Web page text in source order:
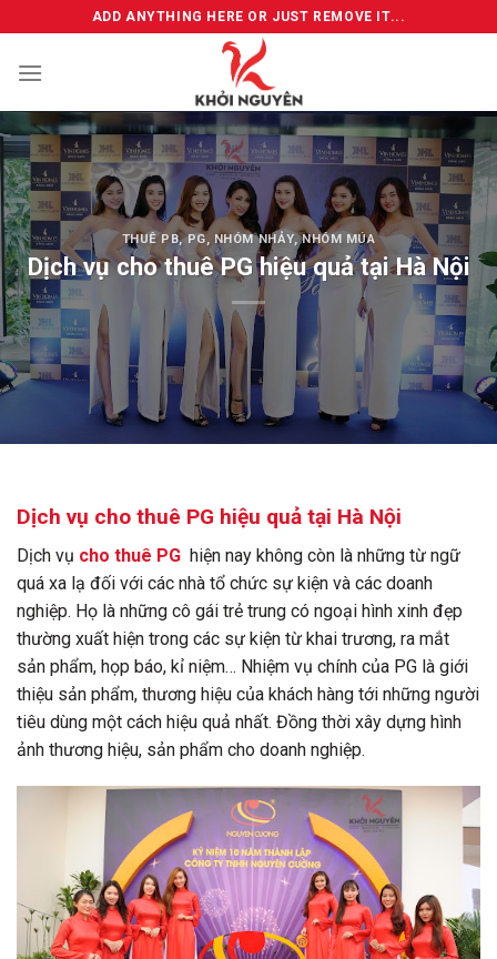
to
content
ADD ANYTHING HERE OR JUST REMOVE IT...
THUÊ PB, PG, NHÓM NHẢY, NHÓM MÚA
Dịch vụ cho thuê PG hiệu quả tại Hà Nội
Dịch vụ cho thuê PG hiệu quả tại Hà Nội
Dịch vụ cho thuê PG hiện nay không còn là những từ ngữ
quá xa lạ đối với các nhà tổ chức sự kiện và các doanh
nghiệp. Họ là những cô gái trẻ trung có ngoại hình xinh đẹp
thường xuất hiện trong các sự kiện từ khai trương, ra mắt
sản phẩm, họp báo, kỉ niệm… Nhiệm vụ chính của PG là giới
thiệu sản phẩm, thương hiệu của khách hàng tới những người
tiêu dùng một cách hiệu quả nhất. Đồng thời xây dựng hình
ảnh thương hiệu, sản phẩm cho doanh nghiệp.